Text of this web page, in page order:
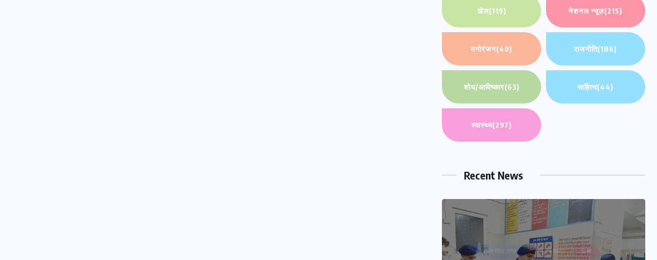
खेल(119) नेशनल न्यूज़(215)
मनोरंजन(40) राजनीति(186)
शोध/आविष्कार(63) साहित्य(44)
स्वास्थ्य(297)
Recent News
ऊधम सिंह नगर खेती/किसानी शिक्षा